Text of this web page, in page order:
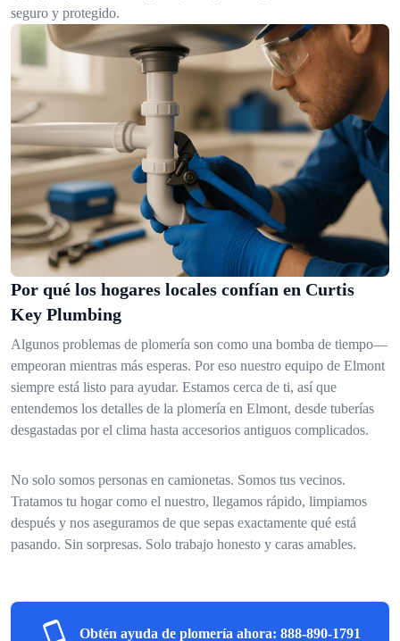
seguro y protegido.
Por qué los hogares locales confían en Curtis
Key Plumbing
Algunos problemas de plomería son como una bomba de tiempo—
empeoran mientras más esperas. Por eso nuestro equipo de Elmont
siempre está listo para ayudar. Estamos cerca de ti, así que
entendemos los detalles de la plomería en Elmont, desde tuberías
desgastadas por el clima hasta accesorios antiguos complicados.
No solo somos personas en camionetas. Somos tus vecinos.
Tratamos tu hogar como el nuestro, llegamos rápido, limpiamos
después y nos aseguramos de que sepas exactamente qué está
pasando. Sin sorpresas. Solo trabajo honesto y caras amables.
Obtén ayuda de plomería ahora: 888-890-1791